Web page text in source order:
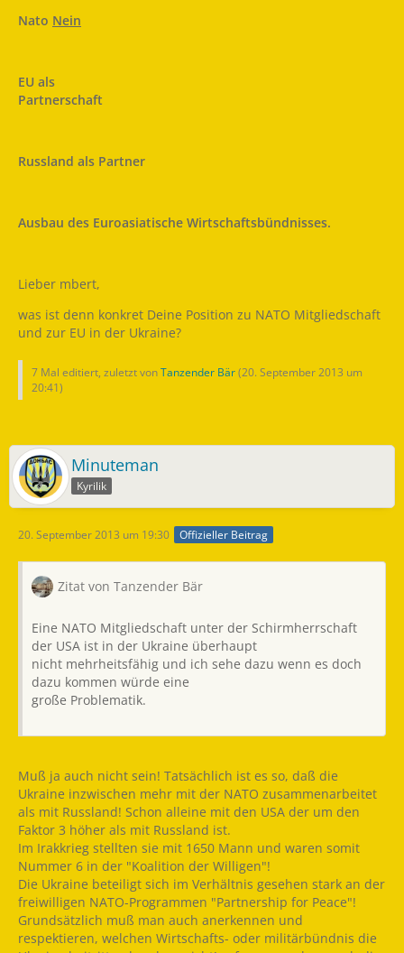
Nato Nein
EU als
Partnerschaft
Russland als Partner
Ausbau des Euroasiatische Wirtschaftsbündnisses.
Lieber mbert,
was ist denn konkret Deine Position zu NATO Mitgliedschaft
und zur EU in der Ukraine?
7 Mal editiert, zuletzt vonTanzender Bär(20. September 2013 um
20:41)
Minuteman
Kyrilik
20. September 2013 um 19:30 Offizieller Beitrag
Zitat von Tanzender Bär
Eine NATO Mitgliedschaft unter der Schirmherrschaft
der USA ist in der Ukraine überhaupt
nicht mehrheitsfähig und ich sehe dazu wenn es doch
dazu kommen würde eine
große Problematik.
Muß ja auch nicht sein! Tatsächlich ist es so, daß die
Ukraine inzwischen mehr mit der NATO zusammenarbeitet
als mit Russland! Schon alleine mit den USA der um den
Faktor 3 höher als mit Russland ist.
Im Irakkrieg stellten sie mit 1650 Mann und waren somit
Nummer 6 in der "Koalition der Willigen"!
Die Ukraine beteiligt sich im Verhältnis gesehen stark an der
freiwilligen NATO-Programmen "Partnership for Peace"!
Grundsätzlich muß man auch anerkennen und
respektieren, welchen Wirtschafts- oder militärbündnis die